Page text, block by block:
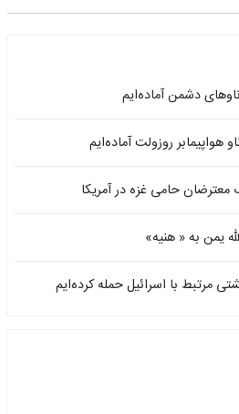
ناوهای دشمن آماده‌ایم
هواپیمابر روزولت آماده‌ایم
معترضان حامی غزه در آمریکا
یمن به « هنیه»